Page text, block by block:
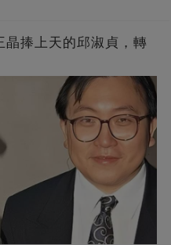
晶捧上天的邱淑貞，轉